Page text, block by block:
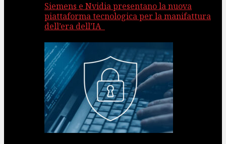
Siemens e Nvidia presentano la nuova
piattaforma tecnologica per la manifattura
dell’era dell’IA